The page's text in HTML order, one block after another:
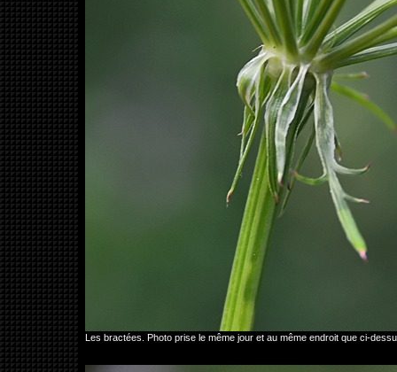
Les bractées. Photo prise le même jour et au même endroit que ci-